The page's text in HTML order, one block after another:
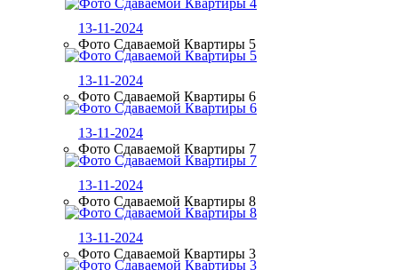
13-11-2024
Фото Сдаваемой Квартиры 5
13-11-2024
Фото Сдаваемой Квартиры 6
13-11-2024
Фото Сдаваемой Квартиры 7
13-11-2024
Фото Сдаваемой Квартиры 8
13-11-2024
Фото Сдаваемой Квартиры 3